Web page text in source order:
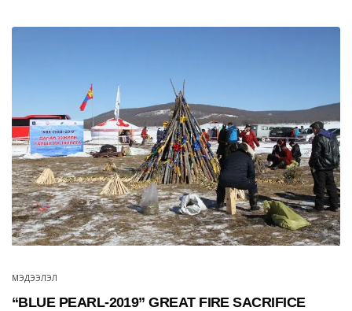
МЭДЭЭЛЭЛ
“BLUE PEARL-2019” GREAT FIRE SACRIFICE